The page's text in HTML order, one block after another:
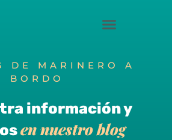
DE MARINERO A
BORDO
información y
en nuestro blog